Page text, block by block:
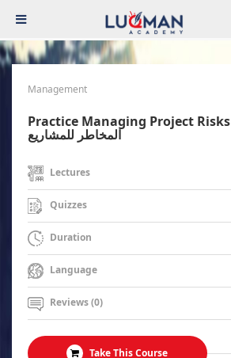
Management
Practice Managing Project Risks تطبيق إدارة
المخاطر للمشاريع
Lectures
Quizzes
Duration
Language
Reviews (0)
Take This Course